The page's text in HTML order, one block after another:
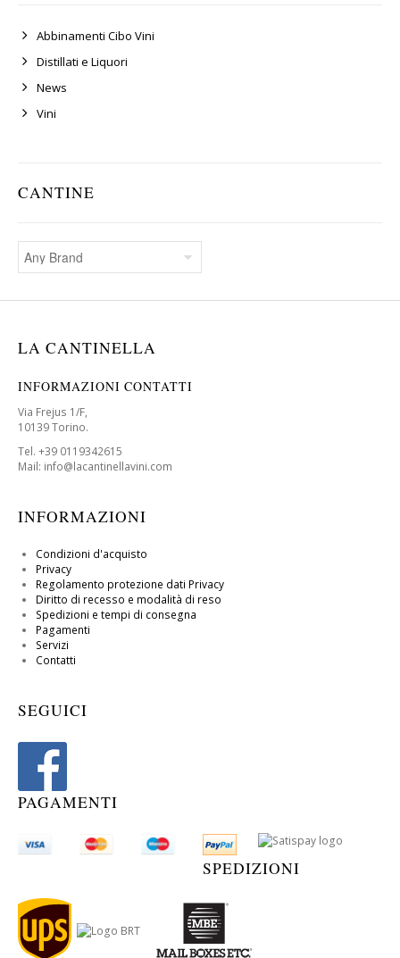
Abbinamenti Cibo Vini
Distillati e Liquori
News
Vini
CANTINE
LA CANTINELLA
INFORMAZIONI CONTATTI
Via Frejus 1/F,
10139 Torino.
Tel. +39 0119342615
Mail: info@lacantinellavini.com
INFORMAZIONI
Condizioni d'acquisto
Privacy
Regolamento protezione dati Privacy
Diritto di recesso e modalità di reso
Spedizioni e tempi di consegna
Pagamenti
Servizi
Contatti
SEGUICI
PAGAMENTI
SPEDIZIONI